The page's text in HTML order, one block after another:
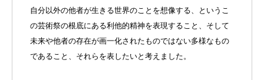
自分以外の他者が生きる世界のことを想像する、というこ
の芸術祭の根底にある利他的精神を表現すること、そして
未来や他者の存在が画一化されたものではない多様なもの
であること、それらを表したいと考えました。